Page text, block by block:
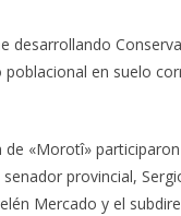
desarrollando
en suelo
«Morotî»
provincial,
Mercado y el